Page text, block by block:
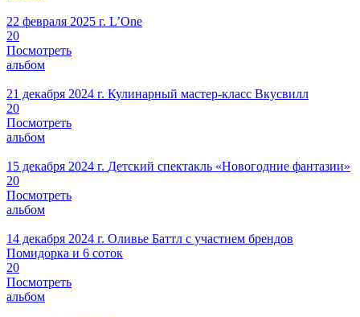
22 февраля 2025 г. L’One
20
Посмотреть
альбом
21 декабря 2024 г. Кулинарный мастер-класс Вкусвилл
20
Посмотреть
альбом
15 декабря 2024 г. Детский спектакль «Новогодние фантазии»
20
Посмотреть
альбом
14 декабря 2024 г. Оливье Баттл с участием брендов
Помидорка и 6 соток
20
Посмотреть
альбом